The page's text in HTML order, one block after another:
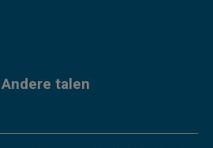
Andere talen